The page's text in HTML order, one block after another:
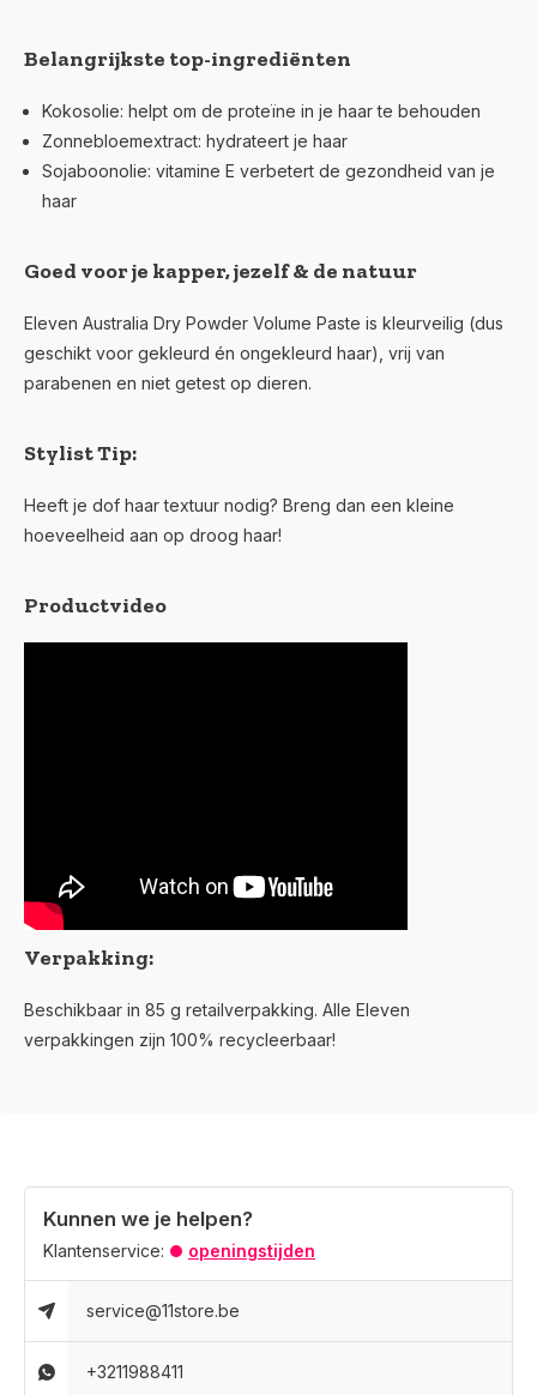
Belangrijkste top-ingrediënten
Kokosolie: helpt om de proteïne in je haar te behouden
Zonnebloemextract: hydrateert je haar
Sojaboonolie: vitamine E verbetert de gezondheid van je
haar
Goed voor je kapper, jezelf & de natuur
Eleven Australia Dry Powder Volume Paste is kleurveilig (dus
geschikt voor gekleurd én ongekleurd haar), vrij van
parabenen en niet getest op dieren.
Stylist Tip:
Heeft je dof haar textuur nodig? Breng dan een kleine
hoeveelheid aan op droog haar!
Productvideo
Verpakking:
Beschikbaar in 85 g retailverpakking. Alle Eleven
verpakkingen zijn 100% recycleerbaar!
Kunnen we je helpen?
Klantenservice: openingstijden
service@11store.be
+3211988411